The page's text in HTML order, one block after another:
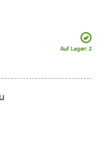
Auf Lager: 2